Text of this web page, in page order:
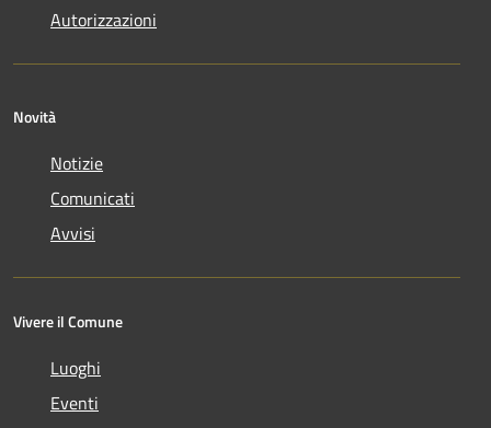
Autorizzazioni
Novità
Notizie
Comunicati
Avvisi
Vivere il Comune
Luoghi
Eventi